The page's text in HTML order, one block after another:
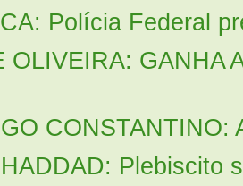
Polícia Federal
OLIVEIRA: GANHA
CONSTANTINO:
Plebiscito